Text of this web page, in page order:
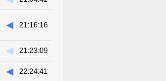
21:16:16
◀︎
21:23:09
◀︎
22:24:41
◀︎